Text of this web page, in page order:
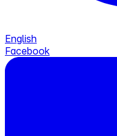
English
Facebook